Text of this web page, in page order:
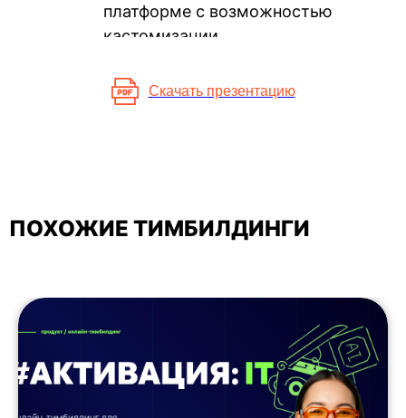
платформе с возможностью
кастомизации
Скачать презентацию
ПОХОЖИЕ ТИМБИЛДИНГИ